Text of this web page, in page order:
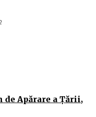
de Apărare a Ţării,